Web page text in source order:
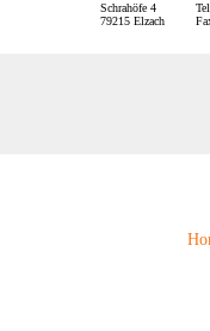
Schrahöfe 4
79215 Elzach